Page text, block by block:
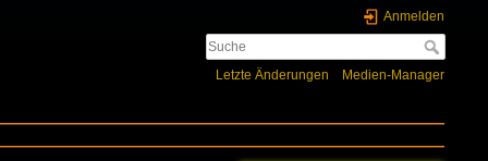
Anmelden
Letzte Änderungen Medien-Manager